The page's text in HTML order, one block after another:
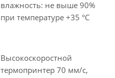
влажность: не выше 90%
при температуре +35 °C
Высокоскоростной
термопринтер 70 мм/с,